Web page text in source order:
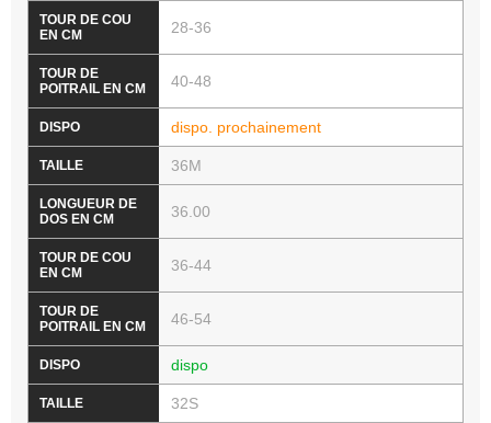
28-36
40-48
dispo. prochainement
36M
36.00
36-44
46-54
dispo
32S